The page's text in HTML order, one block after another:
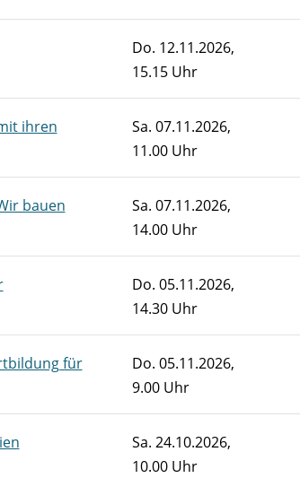
Do. 12.11.2026,
15.15 Uhr
ihren
Sa. 07.11.2026,
11.00 Uhr
bauen
Sa. 07.11.2026,
14.00 Uhr
Do. 05.11.2026,
14.30 Uhr
für
Do. 05.11.2026,
9.00 Uhr
Sa. 24.10.2026,
10.00 Uhr